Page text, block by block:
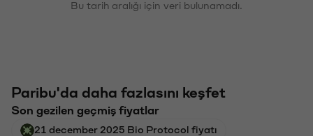
Bu tarih aralığı için veri bulunamadı.
Paribu'da daha fazlasını keşfet
Son gezilen geçmiş fiyatlar
21 december 2025 Bio Protocol fiyatı